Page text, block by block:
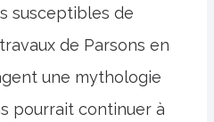
susceptibles de
de Parsons en
une mythologie
pourrait continuer à